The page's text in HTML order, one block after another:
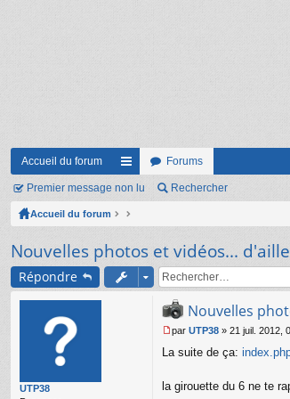
Accueil du forum
ac
co
ci
s
Forums
Premier message non lu Rechercher
Accueil du forum
Nouvelles photos et vidéos...
Répondre
UTP38
Nouvelles
e
a
par UTP38 » 21 juil. 2012,
La suite de ça:
la girouette du 6 ne te